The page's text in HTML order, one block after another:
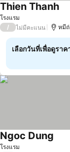
โรงแรม
Thien Thanhดูร
/ ไม่มีคะแนน หมี
เลือกวันที่เพื่อดูรา
โรงแรม
Ngoc Dung